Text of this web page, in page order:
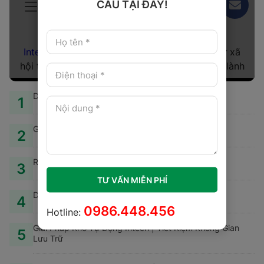
loại hàng hóa. Hãy liên hệ
ngay tới Hotline: 02466 806
795 của Intech Group để
pháp phân loại hàng hóa tự
1 Dây chuyền lắp ráp tủ điện trung thế
2 Giải pháp nhà máy thông minh của Intech Group
3 Robot bốc xếp cho ngành cám
4 Dây chuyền lắp ráp máy lọc nước
5
Giải Pháp Kho Tự Động Intech | Tiết Kiệm Không Gian
Lưu Trữ
CẦU TẠI ĐÂY!
TƯ VẤN MIỄN PHÍ
Hotline: 0986.448.456